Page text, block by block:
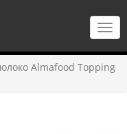
Almafood Topping